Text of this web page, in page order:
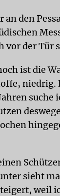
an den
vor der Tür
ist die
niedrig.
sieht
weil